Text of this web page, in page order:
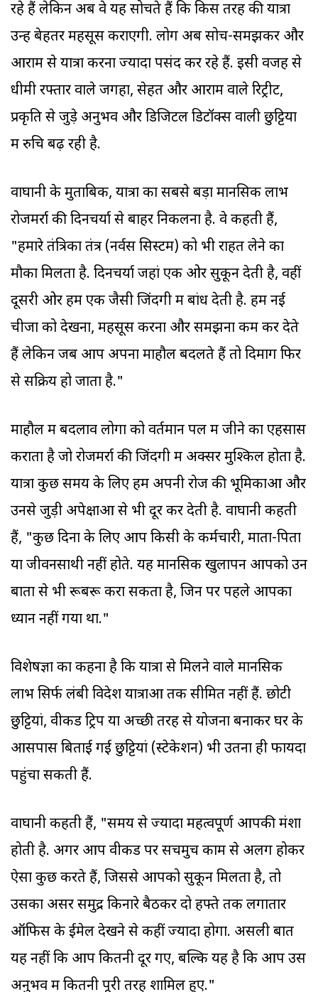
रहे हैं लेकिन अब वे यह सोचते हैं कि किस तरह की यात्रा
उन्हें बेहतर महसूस कराएगी. लोग अब सोच-समझकर और
आराम से यात्रा करना ज्यादा पसंद कर रहे हैं. इसी वजह से
धीमी रफ्तार वाले जगहों, सेहत और आराम वाले रिट्रीट,
प्रकृति से जुड़े अनुभव और डिजिटल डिटॉक्स वाली छुट्टियों
में रुचि बढ़ रही है.
वाघानी के मुताबिक, यात्रा का सबसे बड़ा मानसिक लाभ
रोजमर्रा की दिनचर्या से बाहर निकलना है. वे कहती हैं,
"हमारे तंत्रिका तंत्र (नर्वस सिस्टम) को भी राहत लेने का
मौका मिलता है. दिनचर्या जहां एक ओर सुकून देती है, वहीं
दूसरी ओर हमें एक जैसी जिंदगी में बांध देती है. हम नई
चीजों को देखना, महसूस करना और समझना कम कर देते
हैं लेकिन जब आप अपना माहौल बदलते हैं तो दिमाग फिर
से सक्रिय हो जाता है."
माहौल में बदलाव लोगों को वर्तमान पल में जीने का एहसास
कराता है जो रोजमर्रा की जिंदगी में अक्सर मुश्किल होता है.
यात्रा कुछ समय के लिए हमें अपनी रोज की भूमिकाओं और
उनसे जुड़ी अपेक्षाओं से भी दूर कर देती है. वाघानी कहती
हैं, "कुछ दिनों के लिए आप किसी के कर्मचारी, माता-पिता
या जीवनसाथी नहीं होते. यह मानसिक खुलापन आपको उन
बातों से भी रूबरू करा सकता है, जिन पर पहले आपका
ध्यान नहीं गया था."
विशेषज्ञों का कहना है कि यात्रा से मिलने वाले मानसिक
लाभ सिर्फ लंबी विदेश यात्राओं तक सीमित नहीं हैं. छोटी
छुट्टियां, वीकेंड ट्रिप या अच्छी तरह से योजना बनाकर घर के
आसपास बिताई गई छुट्टियां (स्टेकेशन) भी उतना ही फायदा
पहुंचा सकती हैं.
वाघानी कहती हैं, "समय से ज्यादा महत्वपूर्ण आपकी मंशा
होती है. अगर आप वीकेंड पर सचमुच काम से अलग होकर
ऐसा कुछ करते हैं, जिससे आपको सुकून मिलता है, तो
उसका असर समुद्र किनारे बैठकर दो हफ्ते तक लगातार
ऑफिस के ईमेल देखने से कहीं ज्यादा होगा. असली बात
यह नहीं कि आप कितनी दूर गए, बल्कि यह है कि आप उस
अनुभव में कितनी पूरी तरह शामिल हुए."